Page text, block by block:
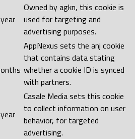
Owned by agkn, this cookie is
used for targeting and
advertising purposes.
AppNexus sets the anj cookie
that contains data stating
whether a cookie ID is synced
with partners.
Casale Media sets this cookie
to collect information on user
behavior, for targeted
advertising.